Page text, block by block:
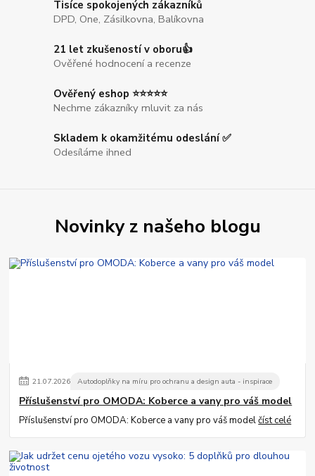
Tisíce spokojených zákazníků
DPD, One, Zásilkovna, Balíkovna
21 let zkušeností v oboru👍
Ověřené hodnocení a recenze
Ověřený eshop ⭐⭐⭐⭐⭐
Nechme zákazníky mluvit za nás
Skladem k okamžitému odeslání ✅
Odesíláme ihned
Novinky z našeho blogu
21.07.2026 Autodoplňky na míru pro ochranu a design auta - inspirace
Příslušenství pro OMODA: Koberce a vany pro váš model
Příslušenství pro OMODA: Koberce a vany pro váš modelčíst celé